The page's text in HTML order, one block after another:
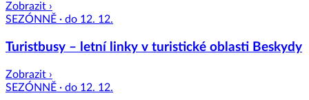
Zobrazit ›
SEZÓNNĚ · do 12. 12.
Turistbusy – letní linky v turistické oblasti Beskydy
Zobrazit ›
SEZÓNNĚ · do 12. 12.